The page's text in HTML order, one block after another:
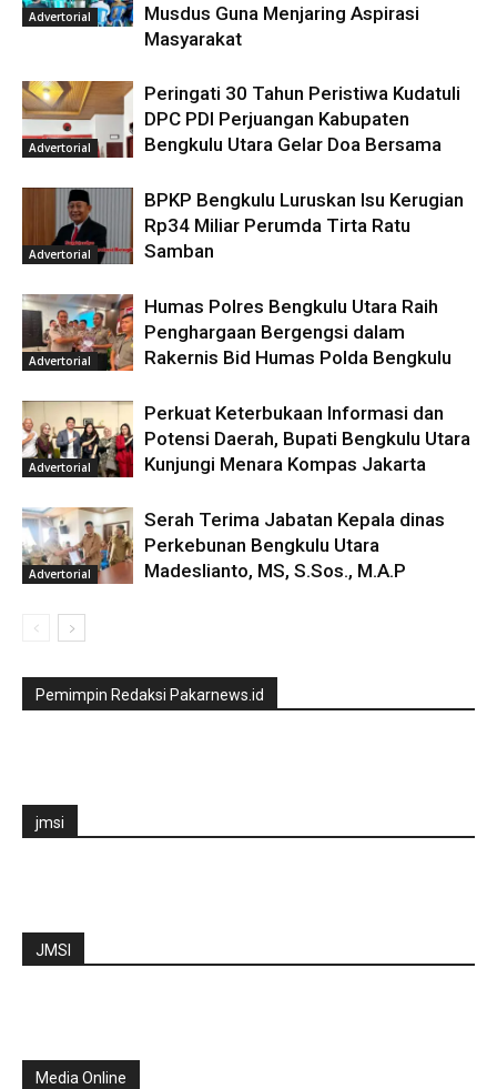
Advertorial
Musdus Guna Menjaring Aspirasi
Masyarakat
Advertorial
Peringati 30 Tahun Peristiwa Kudatuli
DPC PDI Perjuangan Kabupaten
Bengkulu Utara Gelar Doa Bersama
Advertorial
BPKP Bengkulu Luruskan Isu Kerugian
Rp34 Miliar Perumda Tirta Ratu
Samban
Advertorial
Humas Polres Bengkulu Utara Raih
Penghargaan Bergengsi dalam
Rakernis Bid Humas Polda Bengkulu
Advertorial
Perkuat Keterbukaan Informasi dan
Potensi Daerah, Bupati Bengkulu Utara
Kunjungi Menara Kompas Jakarta
Advertorial
Serah Terima Jabatan Kepala dinas
Perkebunan Bengkulu Utara
Madeslianto, MS, S.Sos., M.A.P
Pemimpin Redaksi Pakarnews.id
jmsi
JMSI
Media Online